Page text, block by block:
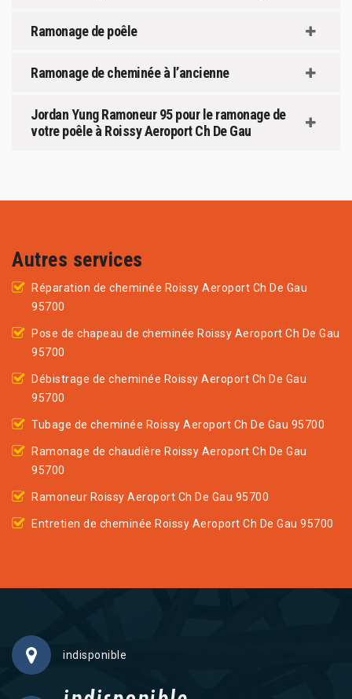
Ramonage de poêle
Ramonage de cheminée à l’ancienne
Jordan Yung Ramoneur 95 pour le ramonage de
votre poêle à Roissy Aeroport Ch De Gau
Autres services
Réparation de cheminée Roissy Aeroport Ch De Gau
95700
Pose de chapeau de cheminée Roissy Aeroport Ch De Gau
95700
Débistrage de cheminée Roissy Aeroport Ch De Gau
95700
Tubage de cheminée Roissy Aeroport Ch De Gau 95700
Ramonage de chaudière Roissy Aeroport Ch De Gau
95700
Ramoneur Roissy Aeroport Ch De Gau 95700
Entretien de cheminée Roissy Aeroport Ch De Gau 95700
indisponible